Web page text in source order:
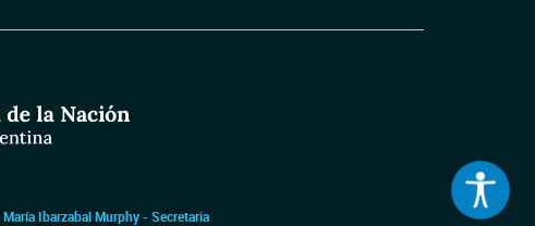
María Ibarzabal Murphy - Secretaria